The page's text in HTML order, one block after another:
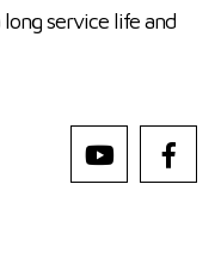
service life and